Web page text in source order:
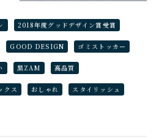
2018年度グッドデザイン賞受賞
GOOD DESIGN ゴミストッカー
黒ZAM 高品質
クス おしゃれ スタイリッシュ